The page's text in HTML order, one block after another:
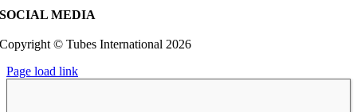
SOCIAL MEDIA
Copyright © Tubes International 2026
Page load link